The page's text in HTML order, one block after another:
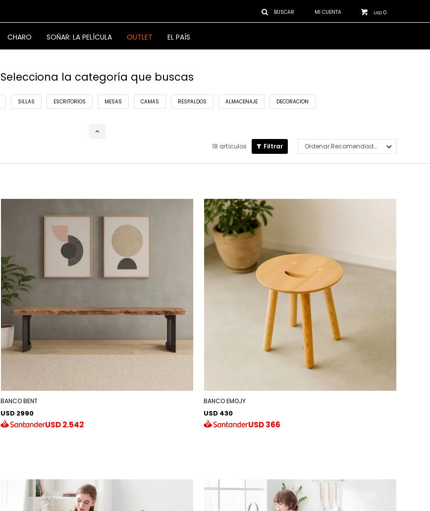
CHARO SOÑAR: LA PELÍCULA OUTLET EL PAÍS
USD 0
Selecciona la categoría que buscas
SILLAS ESCRITORIOS MESAS CAMAS RESPALDOS ALMACENAJE DECORACION
18 artículos Recomendados
BANCO BENT
USD 2990
USD2.542
BANCO EMOJY
USD 430
USD366